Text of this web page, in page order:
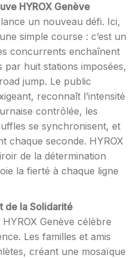
HYROX Genève
un nouveau défi. Ici,
simple course : c’est un
concurrents enchaînent
huit stations imposées,
jump. Le public
reconnaît l’intensité
contrôlée, les
se synchronisent, et
chaque seconde. HYROX
de la détermination
la fierté à chaque ligne
de la Solidarité
Genève célèbre
Les familles et amis
créant une mosaïque